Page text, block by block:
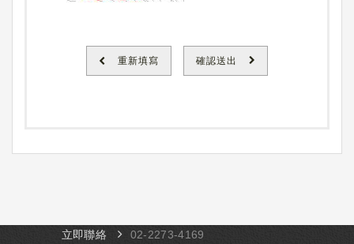
重新填寫 確認送出
立即聯絡
​02-​2273-4169